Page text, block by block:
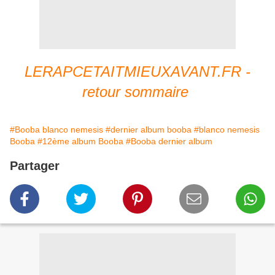
LERAPCETAITMIEUXAVANT.FR -
retour sommaire
#Booba blanco nemesis #dernier album booba #blanco nemesis
Booba #12ème album Booba #Booba dernier album
Partager